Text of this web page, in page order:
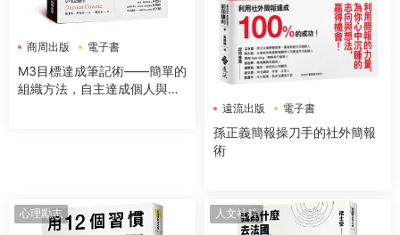
商周出版 電子書
M3目標達成筆記術——簡單的
組織方法，自主達成個人與團
遠流出版 電子書
孫正義簡報操刀手的社外簡報
術
心理勵志 人文社科